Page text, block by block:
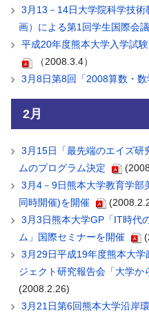
3月13－14日大学院科学技
画）による第1回学生国際会
平成20年度熊本大学入学試
（2008.3.4）
3月8日第8回「2008算数・
2月
3月15日「最先端のエイズ研
ムのプログラム決定
3月4－9日熊本大学教育学部
同時開催)を開催
3月3日熊本大学GP「IT時代
ム」国際セミナーを開催
3月29日平成19年度熊本大
ジェクト研究報告会「大学
(2008.2.26)
3月21日第6回熊本大学沿岸